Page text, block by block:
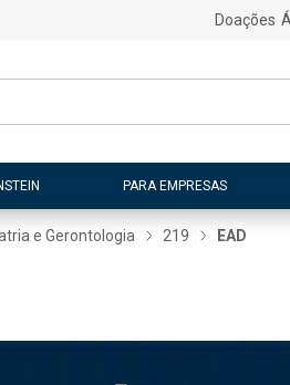
Doações
PARA EMPRESAS
e Gerontologia 219 EAD